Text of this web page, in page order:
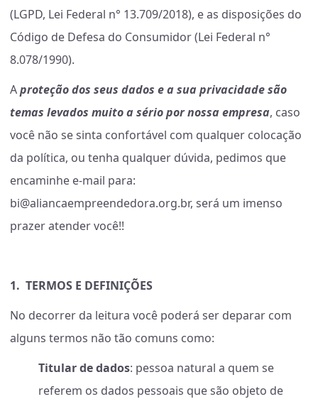
(LGPD, Lei Federal n° 13.709/2018), e as disposições do
Código de Defesa do Consumidor (Lei Federal n°
8.078/1990).
Aproteção dos seus dados e a sua privacidade são
temas levados muito a sério por nossa empresa, caso
você não se sinta confortável com qualquer colocação
da política, ou tenha qualquer dúvida, pedimos que
encaminhe e-mail para:
bi@aliancaempreendedora.org.br, será um imenso
prazer atender você!!
1. TERMOS E DEFINIÇÕES
No decorrer da leitura você poderá ser deparar com
alguns termos não tão comuns como:
Titular de dados: pessoa natural a quem se
referem os dados pessoais que são objeto de